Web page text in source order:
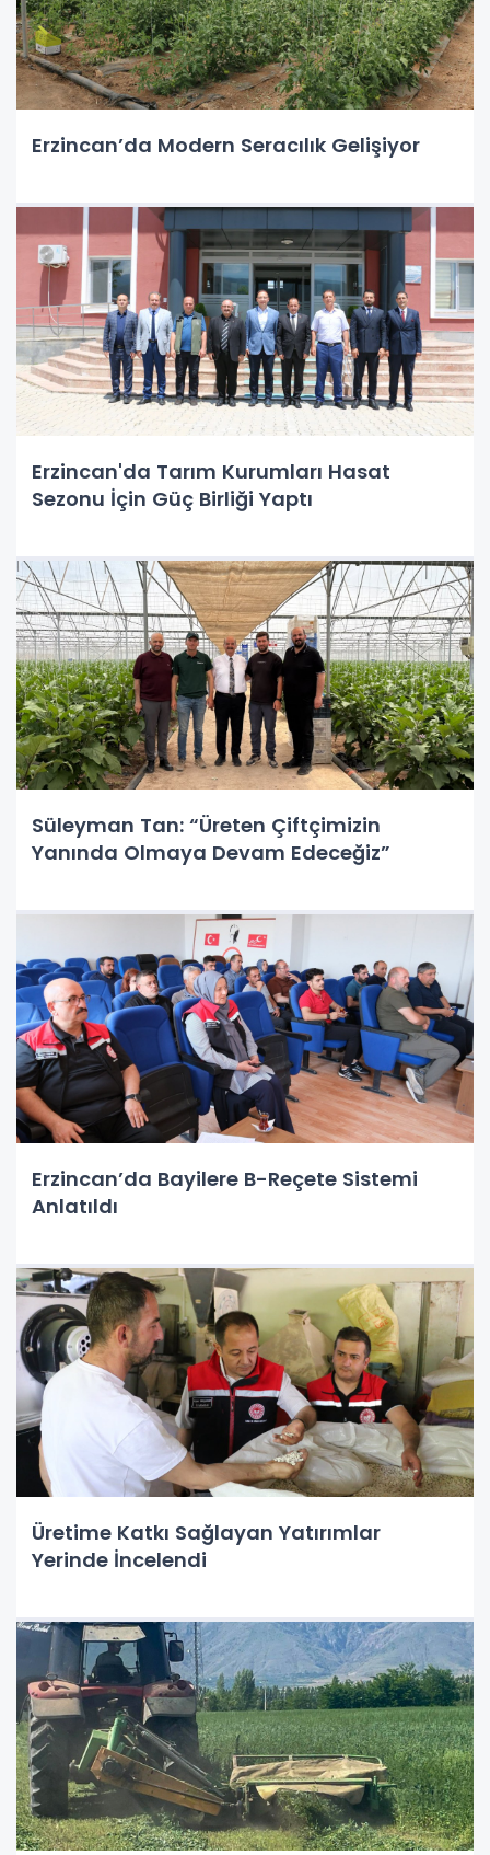
Erzincan’da Modern Seracılık Gelişiyor
Erzincan'da Tarım Kurumları Hasat
Sezonu İçin Güç Birliği Yaptı
Süleyman Tan: “Üreten Çiftçimizin
Yanında Olmaya Devam Edeceğiz”
Erzincan’da Bayilere B-Reçete Sistemi
Anlatıldı
Üretime Katkı Sağlayan Yatırımlar
Yerinde İncelendi